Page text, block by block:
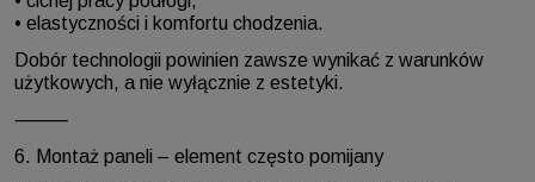
• elastyczności i komfortu chodzenia.
Dobór technologii powinien zawsze wynikać z warunków
użytkowych, a nie wyłącznie z estetyki.
⸻
6. Montaż paneli – element często pomijany